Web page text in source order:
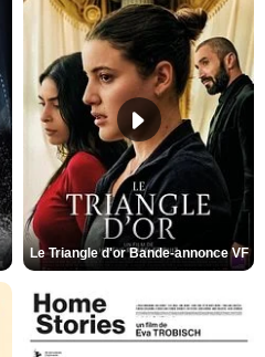
Le Triangle d'or Bande-annonce VF